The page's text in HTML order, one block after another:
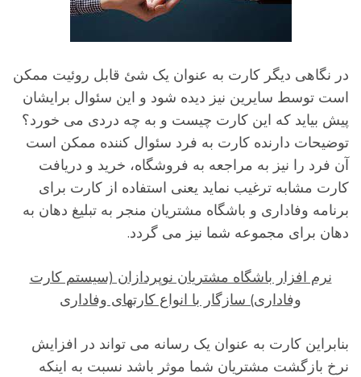
نگاهی دیگر کارت به عنوان یک شئ قابل روئیت ممکن
توسط سایرین نیز دیده شود و این سئوال برایشان
بیاید که این کارت چیست و به چه دردی می خورد؟
دارنده کارت به فرد سئوال کننده ممکن است
فرد را نیز به مراجعه به فروشگاه، خرید و دریافت
مشابه ترغیب نماید یعنی استفاده از کارت برای
وفاداری و باشگاه مشتریان منجر به تبلیغ دهان به
برای مجموعه شما نیز می گردد.
نرم افزار باشگاه مشتریان نوپردازان (سیستم کارت
وفاداری) سازگار با انواع کارتهای وفاداری
کارت به عنوان یک رسانه می تواند در افزایش
بازگشت مشتریان شما موثر باشد نسبت به اینکه